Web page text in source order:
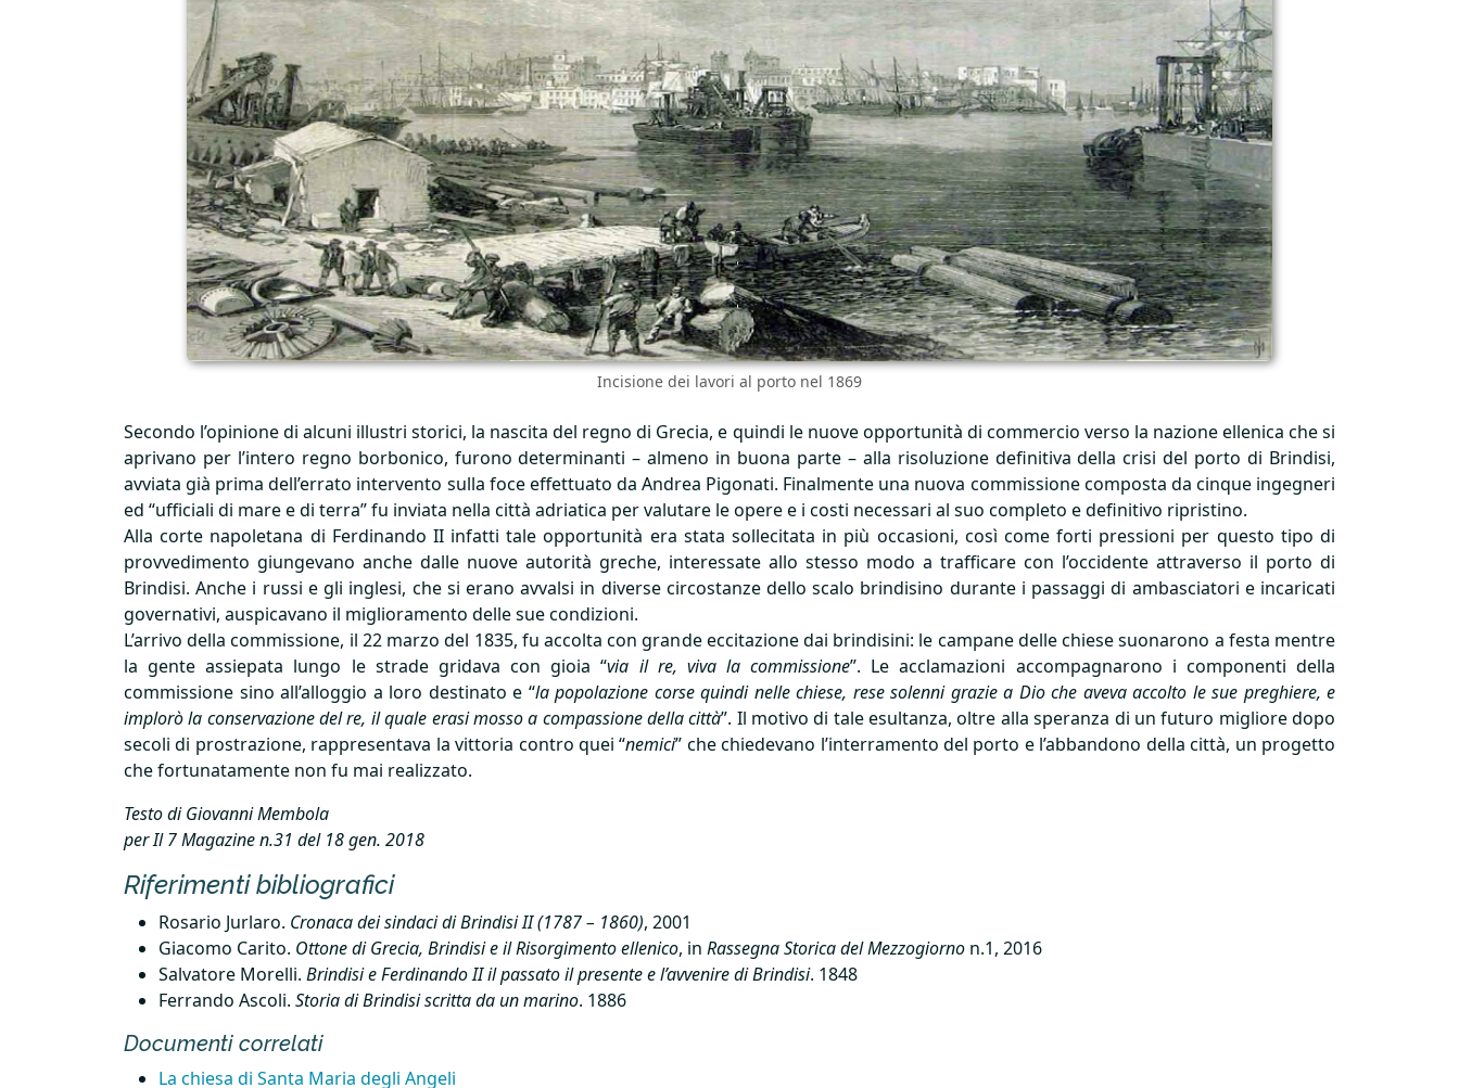
Incisione dei lavori al porto nel 1869
Secondo l’opinione di alcuni illustri storici, la nascita del regno di Grecia, e quindi le nuove opportunità di commercio verso la nazione ellenica che si
aprivano per l’intero regno borbonico, furono determinanti – almeno in buona parte – alla risoluzione definitiva della crisi del porto di Brindisi,
avviata già prima dell’errato intervento sulla foce effettuato da Andrea Pigonati. Finalmente una nuova commissione composta da cinque ingegneri
ed “ufficiali di mare e di terra” fu inviata nella città adriatica per valutare le opere e i costi necessari al suo completo e definitivo ripristino.
Alla corte napoletana di Ferdinando II infatti tale opportunità era stata sollecitata in più occasioni, così come forti pressioni per questo tipo di
provvedimento giungevano anche dalle nuove autorità greche, interessate allo stesso modo a trafficare con l’occidente attraverso il porto di
Brindisi. Anche i russi e gli inglesi, che si erano avvalsi in diverse circostanze dello scalo brindisino durante i passaggi di ambasciatori e incaricati
governativi, auspicavano il miglioramento delle sue condizioni.
L’arrivo della commissione, il 22 marzo del 1835, fu accolta con grande eccitazione dai brindisini: le campane delle chiese suonarono a festa mentre
la gente assiepata lungo le strade gridava con gioia “via il re, viva la commissione”. Le acclamazioni accompagnarono i componenti della
commissione sino all’alloggio a loro destinato e “la popolazione corse quindi nelle chiese, rese solenni grazie a Dio che aveva accolto le sue preghiere, e
implorò la conservazione del re, il quale erasi mosso a compassione della città”. Il motivo di tale esultanza, oltre alla speranza di un futuro migliore dopo
secoli di prostrazione, rappresentava la vittoria contro quei “nemici” che chiedevano l’interramento del porto e l’abbandono della città, un progetto
che fortunatamente non fu mai realizzato.
Testo di Giovanni Membola
per Il 7 Magazine n.31 del 18 gen. 2018
Riferimenti bibliografici
Rosario Jurlaro. Cronaca dei sindaci di Brindisi II (1787 – 1860), 2001
Giacomo Carito. Ottone di Grecia, Brindisi e il Risorgimento ellenico, in Rassegna Storica del Mezzogiorno n.1, 2016
Salvatore Morelli. Brindisi e Ferdinando II il passato il presente e l’avvenire di Brindisi. 1848
Ferrando Ascoli. Storia di Brindisi scritta da un marino. 1886
Documenti correlati
La chiesa di Santa Maria degli Angeli